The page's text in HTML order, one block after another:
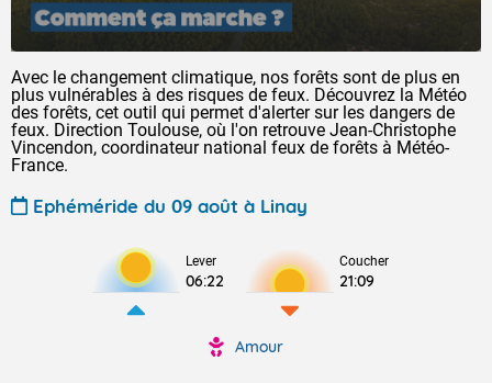
Avec le changement climatique, nos forêts sont de plus en
plus vulnérables à des risques de feux. Découvrez la Météo
des forêts, cet outil qui permet d'alerter sur les dangers de
feux. Direction Toulouse, où l'on retrouve Jean-Christophe
Vincendon, coordinateur national feux de forêts à Météo-
France.
Ephéméride du 09 août à Linay
Lever
06:22
Coucher
21:09
Amour